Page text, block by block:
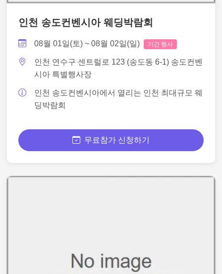
인천 송도컨벤시아 웨딩박람회
08월 01일(토) ~ 08월 02일(일) 기간 행사
인천 연수구 센트럴로 123 (송도동 6-1) 송도컨벤
시아 특별행사장
인천 송도컨벤시아에서 열리는 인천 최대규모 웨
딩박람회
무료참가 신청하기